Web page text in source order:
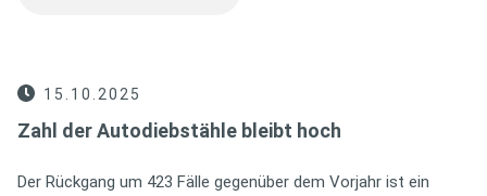
15.10.2025
Zahl der Autodiebstähle bleibt hoch
Der Rückgang um 423 Fälle gegenüber dem Vorjahr ist ein